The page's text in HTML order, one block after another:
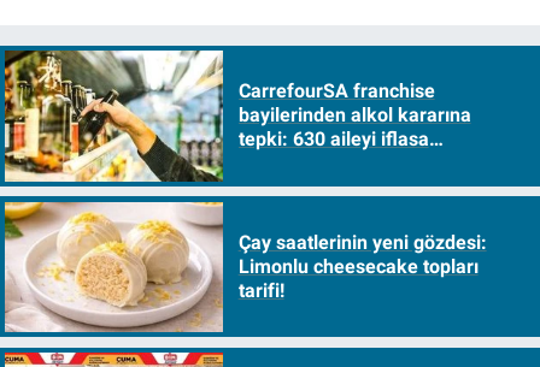
CarrefourSA franchise
bayilerinden alkol kararına
tepki: 630 aileyi iflasa
Çay saatlerinin yeni gözdesi:
Limonlu cheesecake topları
tarifi!